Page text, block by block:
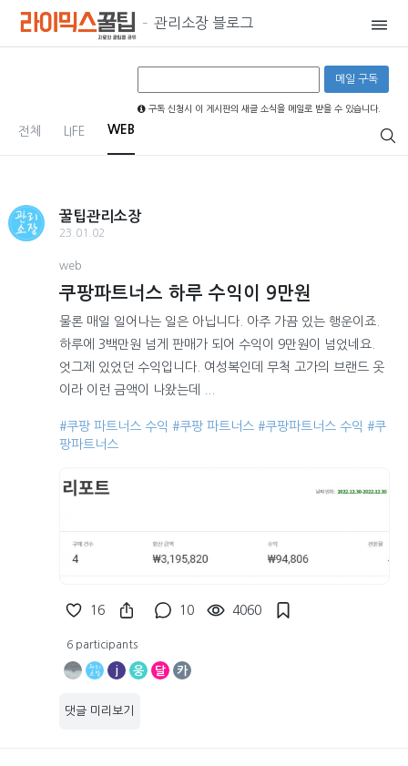
관리소장 블로그
구독 신청시 이 게시판의 새글 소식을 메일로 받을 수 있습니다.
전체 LIFE WEB
꿀팁관리소장
23.01.02
web
쿠팡파트너스 하루 수익이 9만원
물론 매일 일어나는 일은 아닙니다. 아주 가끔 있는 행운이죠.
하루에 3백만원 넘게 판매가 되어 수익이 9만원이 넘었네요.
엇그제 있었던 수익입니다. 여성복인데 무척 고가의 브랜드 옷
이라 이런 금액이 나왔는데 ...
#쿠팡 파트너스 수익 #쿠팡 파트너스 #쿠팡파트너스 수익 #쿠
팡파트너스
16 10 4060
6 participants
j 웅 달 카
댓글 미리보기